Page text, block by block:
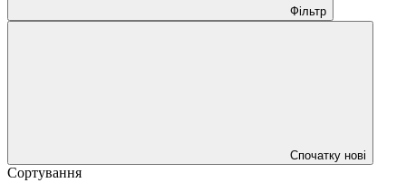
Фільтр
Спочатку нові
Сортування